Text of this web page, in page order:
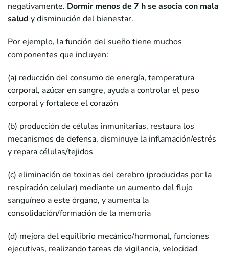
negativamente. Dormir menos de 7 h se asocia con mala
salud y disminución del bienestar.
Por ejemplo, la función del sueño tiene muchos
componentes que incluyen:
(a) reducción del consumo de energía, temperatura
corporal, azúcar en sangre, ayuda a controlar el peso
corporal y fortalece el corazón
(b) producción de células inmunitarias, restaura los
mecanismos de defensa, disminuye la inflamación/estrés
y repara células/tejidos
(c) eliminación de toxinas del cerebro (producidas por la
respiración celular) mediante un aumento del flujo
sanguíneo a este órgano, y aumenta la
consolidación/formación de la memoria
(d) mejora del equilibrio mecánico/hormonal, funciones
ejecutivas, realizando tareas de vigilancia, velocidad